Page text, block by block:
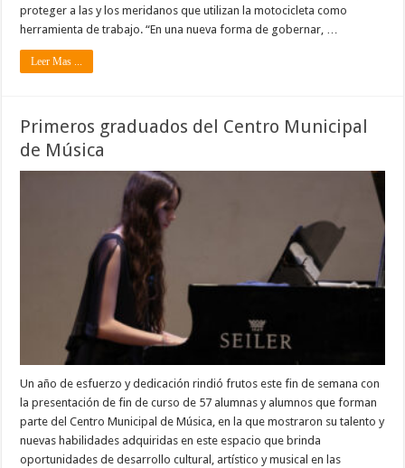
proteger a las y los meridanos que utilizan la motocicleta como
herramienta de trabajo. “En una nueva forma de gobernar, …
Leer Mas ...
Primeros graduados del Centro Municipal
de Música
Un año de esfuerzo y dedicación rindió frutos este fin de semana con
la presentación de fin de curso de 57 alumnas y alumnos que forman
parte del Centro Municipal de Música, en la que mostraron su talento y
nuevas habilidades adquiridas en este espacio que brinda
oportunidades de desarrollo cultural, artístico y musical en las